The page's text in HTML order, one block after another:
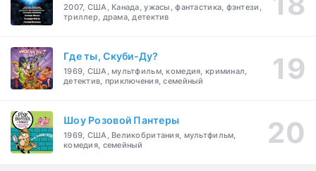
2007, США, Канада, ужасы, фантастика, фэнтези,
триллер, драма, детектив
Где ты, Скуби-Ду?
1969, США, мультфильм, комедия, криминал,
детектив, приключения, семейный
Шоу Розовой Пантеры
1969, США, Великобритания, мультфильм,
комедия, семейный